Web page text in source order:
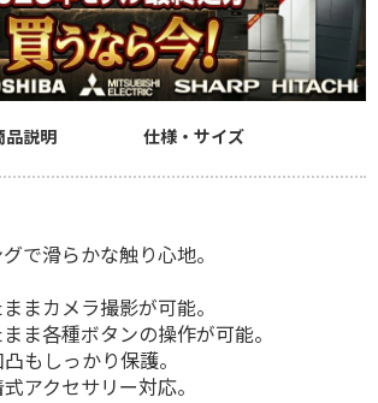
品説明 仕様・サイズ
で滑らかな触り心地。
まカメラ撮影が可能。
ま各種ボタンの操作が可能。
もしっかり保護。
アクセサリー対応。